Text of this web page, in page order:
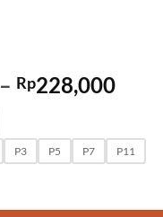
– Rp228,000
P3 P5 P7 P11